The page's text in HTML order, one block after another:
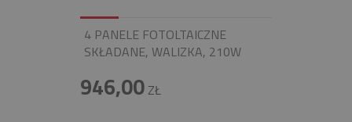
4 PANELE FOTOLTAICZNE
SKŁADANE, WALIZKA, 210W
946,00ZŁ